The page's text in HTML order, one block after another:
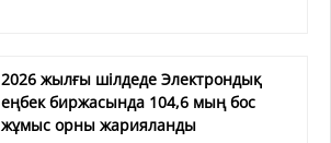
2026 жылғы шілдеде Электрондық
еңбек биржасында 104,6 мың бос
жұмыс орны жарияланды